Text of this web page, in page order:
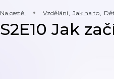
Na cestě. Vzdělání, Jak na to,
S2E10 Jak